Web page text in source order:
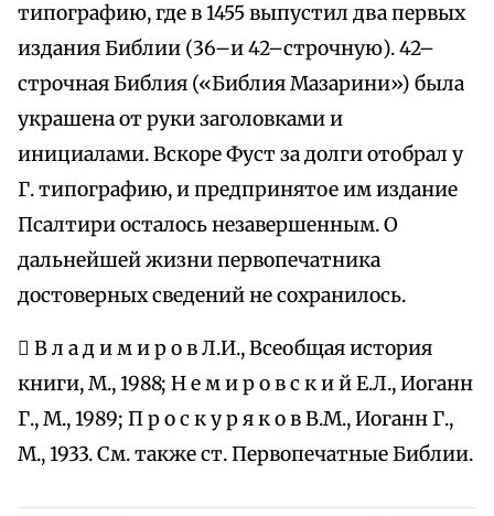
типографию, где в 1455 выпустил два первых
издания Библии (36–и 42–строчную). 42–
строчная Библия («Библия Мазарини») была
украшена от руки заголовками и
инициалами. Вскоре Фуст за долги отобрал у
Г. типографию, и предпринятое им издание
Псалтири осталось незавершенным. О
дальнейшей жизни первопечатника
достоверных сведений не сохранилось.
 В л а д и м и р о в Л.И., Всеобщая история
книги, М., 1988; Н е м и р о в с к и й Е.Л., Иоганн
Г., М., 1989; П р о с к у р я к о в В.М., Иоганн Г.,
М., 1933. См. также ст. Первопечатные Библии.